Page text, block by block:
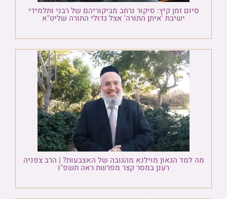
סיום זמן קיץ: סיקור נרחב מביקוריהם של רבני ותלמידי
ישיבת 'איתן התורה' אצל גדולי התורה שליט"א
מה למד הגאון מוילנא מהגובה של האצבעות? | הרב צפניה
רענן במסר קצר מפרשת ראה תשפ"ו